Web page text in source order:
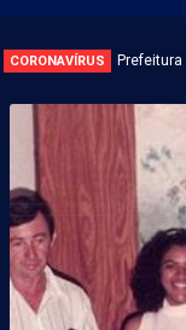
CORONAVÍRUS